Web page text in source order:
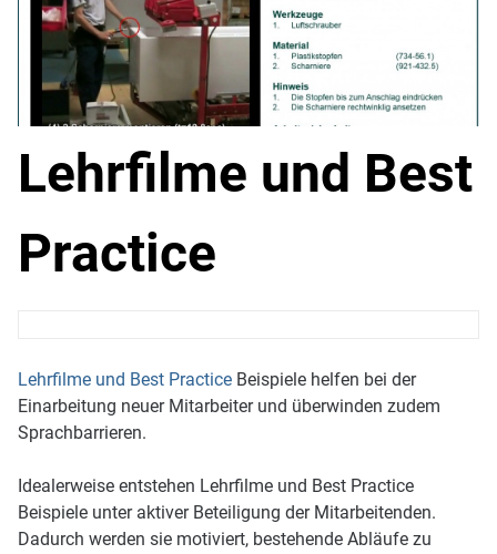
Lehrfilme und Best
Practice
Lehrfilme und Best PracticeBeispiele helfen bei der
Einarbeitung neuer Mitarbeiter und überwinden zudem
Sprachbarrieren.
Idealerweise entstehen Lehrfilme und Best Practice
Beispiele unter aktiver Beteiligung der Mitarbeitenden.
Dadurch werden sie motiviert, bestehende Abläufe zu